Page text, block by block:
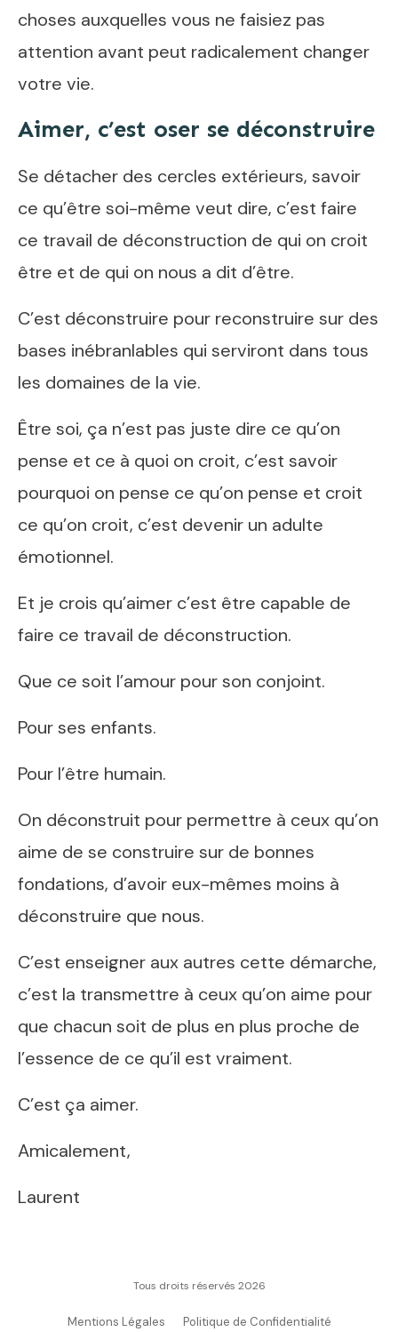
choses auxquelles vous ne faisiez pas
attention avant peut radicalement changer
votre vie.
Aimer, c’est oser se déconstruire
Se détacher des cercles extérieurs, savoir
ce qu’être soi-même veut dire, c’est faire
ce travail de déconstruction de qui on croit
être et de qui on nous a dit d’être.
C’est déconstruire pour reconstruire sur des
bases inébranlables qui serviront dans tous
les domaines de la vie.
Être soi, ça n’est pas juste dire ce qu’on
pense et ce à quoi on croit, c’est savoir
pourquoi on pense ce qu’on pense et croit
ce qu’on croit, c’est devenir un adulte
émotionnel.
Et je crois qu’aimer c’est être capable de
faire ce travail de déconstruction.
Que ce soit l’amour pour son conjoint.
Pour ses enfants.
Pour l’être humain.
On déconstruit pour permettre à ceux qu’on
aime de se construire sur de bonnes
fondations, d’avoir eux-mêmes moins à
déconstruire que nous.
C’est enseigner aux autres cette démarche,
c’est la transmettre à ceux qu’on aime pour
que chacun soit de plus en plus proche de
l’essence de ce qu’il est vraiment.
C’est ça aimer.
Amicalement,
Laurent
Tous droits réservés 2026
Mentions Légales Politique de Confidentialité